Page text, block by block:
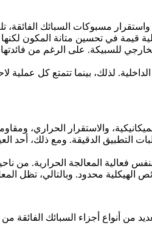
واستقرار مسبوكات السبائك
قيمة في تحسين متانة المكون لكنها
للسبيكة. على الرغم من فائدتها
والاستقرار الحراري،
التطبيق الدقيقة. ومع ذلك، أحد